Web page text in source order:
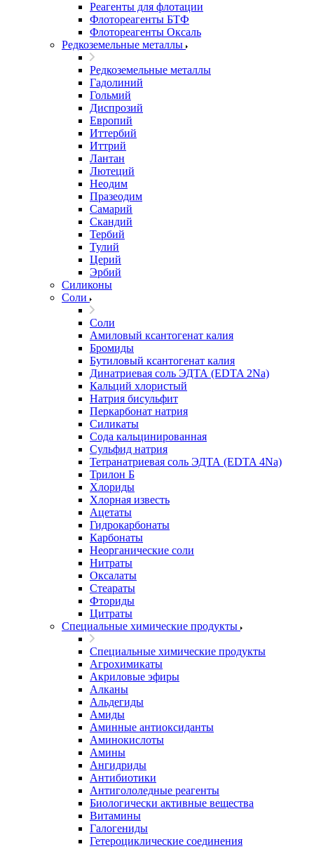
Реагенты для флотации
Флотореагенты БТФ
Флотореагенты Оксаль
Редкоземельные металлы
Редкоземельные металлы
Гадолиний
Гольмий
Диспрозий
Европий
Иттербий
Иттрий
Лантан
Лютеций
Неодим
Празеодим
Самарий
Скандий
Тербий
Тулий
Церий
Эрбий
Силиконы
Соли
Соли
Амиловый ксантогенат калия
Бромиды
Бутиловый ксантогенат калия
Динатриевая соль ЭДТА (EDTA 2Na)
Кальций хлористый
Натрия бисульфит
Перкарбонат натрия
Силикаты
Сода кальцинированная
Сульфид натрия
Тетранатриевая соль ЭДТА (EDTA 4Na)
Трилон Б
Хлориды
Хлорная известь
Ацетаты
Гидрокарбонаты
Карбонаты
Неорганические соли
Нитраты
Оксалаты
Стеараты
Фториды
Цитраты
Специальные химические продукты
Специальные химические продукты
Агрохимикаты
Акриловые эфиры
Алканы
Альдегиды
Амиды
Аминные антиоксиданты
Аминокислоты
Амины
Ангидриды
Антибиотики
Антигололедные реагенты
Биологически активные вещества
Витамины
Галогениды
Гетероциклические соединения